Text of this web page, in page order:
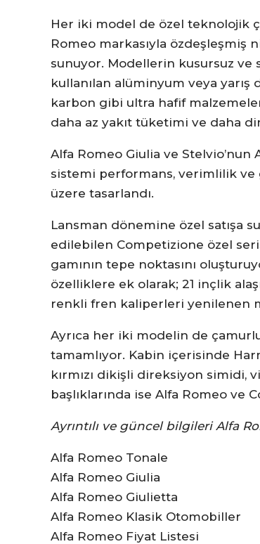
Her iki model de özel teknolojik
Romeo markasıyla özdeşleşmiş
sunuyor. Modellerin kusursuz
kullanılan alüminyum veya
karbon gibi ultra hafif
daha az yakıt tüketimi ve daha
Alfa Romeo Giulia ve
sistemi performans, verimlilik ve
üzere tasarlandı.
Lansman dönemine özel satışa
edilebilen Competizione özel
gamının tepe noktasını
özelliklere ek olarak; 21 inçlik
renkli fren kaliperleri yenilenen
Ayrıca her iki modelin de
tamamlıyor. Kabin içerisinde
kırmızı dikişli direksiyon
başlıklarında ise Alfa Romeo ve
Ayrıntılı ve güncel bilgileri Alfa
Alfa Romeo Tonale
Alfa Romeo Giulia
Alfa Romeo Giulietta
Alfa Romeo Klasik Otomobiller
Alfa Romeo Fiyat Listesi